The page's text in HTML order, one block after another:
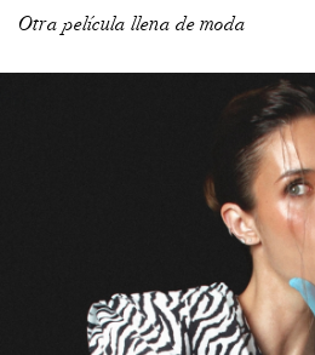
Otra película llena de moda